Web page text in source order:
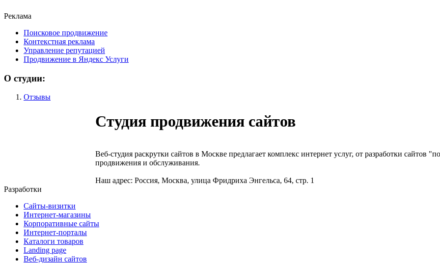
Реклама
Поисковое продвижение
Контекстная реклама
Управление репутацией
Продвижение в Яндекс Услуги
О студии:
Отзывы
Студия продвижения сайтов
Веб-студия раскрутки сайтов в Москве предлагает комплекс интернет услуг, от разработки сайтов
продвижения и обслуживания.
Наш адрес: Россия, Москва, улица Фридриха Энгельса, 64, стр. 1
Разработки
Сайты-визитки
Интернет-магазины
Корпоративные сайты
Интернет-порталы
Каталоги товаров
Landing page
Веб-дизайн сайтов